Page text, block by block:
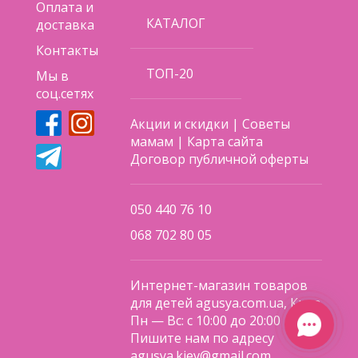
лет
Основание стульчика из прочного металла
Столик съемный, панель (поднос) съемная
Ремень безопасности пятиточечный с мягкими
накладками
Корпус сиденья из прочного пластика
Чехол мягкий и комфортный из эко-кожи
Съемный матрасик-вкладыш для малышей
Небольшая корзина для игрушек, съемная
Колеса 4 шт. прорезиненные поворотные с
фиксацией, диаметр 5 см
Оплата и
доставка
Контакты
Мы в
соц.сетях
КАТАЛОГ
ТОП-20
Акции и скидки |Советы
мамам | Карта сайта
Договор публичной оферты
050 440 76 10
068 702 80 05
Интернет-магазин товаров
для детей agusya.com.ua, Киев
Пн — Вс: с 10:00 до 20:00
Пишите нам по адресу